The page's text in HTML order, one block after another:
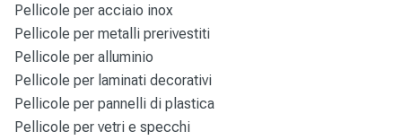
Pellicole per acciaio inox
Pellicole per metalli prerivestiti
Pellicole per alluminio
Pellicole per laminati decorativi
Pellicole per pannelli di plastica
Pellicole per vetri e specchi